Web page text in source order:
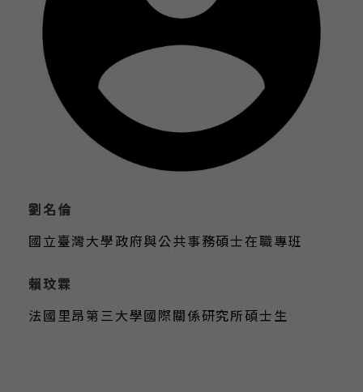
劉名倫
國立臺灣大學政府與公共事務碩士在職專班
賴玟霖
法國里昂第三大學國際關係研究所碩士生